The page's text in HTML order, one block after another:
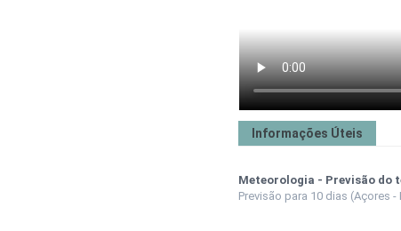
Informações Úteis
Meteorologia - Previsão do
Previsão para 10 dias (Açores -